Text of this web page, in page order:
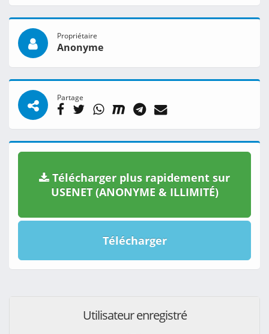
Propriétaire
Anonyme
Partage
Télécharger plus rapidement sur
USENET (ANONYME & ILLIMITÉ)
Télécharger
Utilisateur enregistré